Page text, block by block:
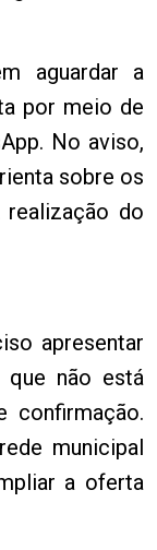
aguardar a
por meio de
No aviso,
sobre os
realização do
apresentar
que não está
confirmação.
municipal
a oferta